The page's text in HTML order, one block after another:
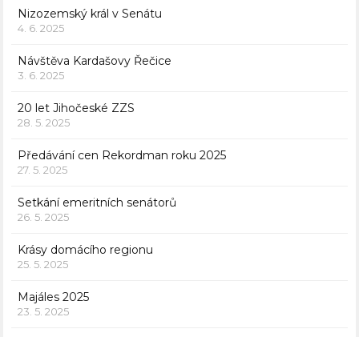
Nizozemský král v Senátu
4. 6. 2025
Návštěva Kardašovy Řečice
3. 6. 2025
20 let Jihočeské ZZS
28. 5. 2025
Předávání cen Rekordman roku 2025
27. 5. 2025
Setkání emeritních senátorů
26. 5. 2025
Krásy domácího regionu
25. 5. 2025
Majáles 2025
23. 5. 2025